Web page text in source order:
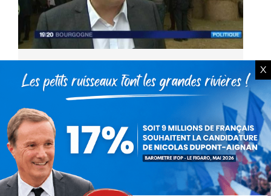
Nicolas Dupont-Aignan en
déplacement en Bourgogne
Vidéo
15 avril 2016
Le vendredi 15 avril 2016, Nicolas Dupont-
Aignan président de Debout la France, député
de l’ Essonne et candidat à l’élection
présidentielle de 2017 était en déplacement
en Saône-et-Loire. Reportage du…
X